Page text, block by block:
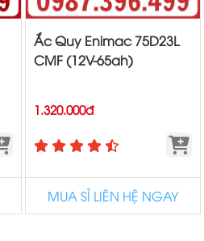
Ắc Quy Enimac 75D23L
CMF (12V-65ah)
1.320.000đ
MUA SỈ LIÊN HỆ NGAY